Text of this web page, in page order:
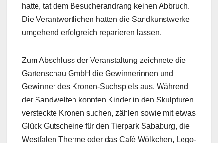
hatte, tat dem Besucherandrang keinen Abbruch.
Die Verantwortlichen hatten die Sandkunstwerke
umgehend erfolgreich reparieren lassen.
Zum Abschluss der Veranstaltung zeichnete die
Gartenschau GmbH die Gewinnerinnen und
Gewinner des Kronen-Suchspiels aus. Während
der Sandwelten konnten Kinder in den Skulpturen
versteckte Kronen suchen, zählen sowie mit etwas
Glück Gutscheine für den Tierpark Sababurg, die
Westfalen Therme oder das Café Wölkchen, Lego-